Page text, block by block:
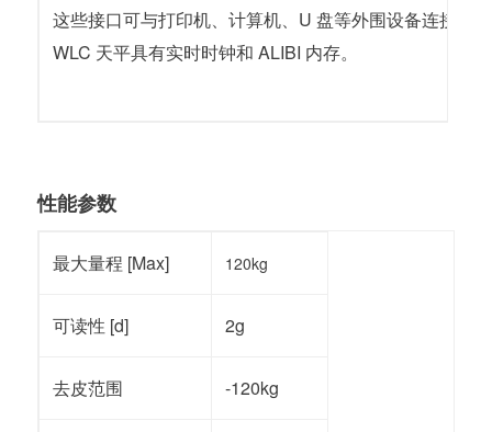
这些接口可与打印机、计算机、U 盘等外围设备连接。
WLC 天平具有实时时钟和 ALIBI 内存。
性能参数
最大量程 [Max] 120kg
可读性 [d] 2g
去皮范围 -120kg